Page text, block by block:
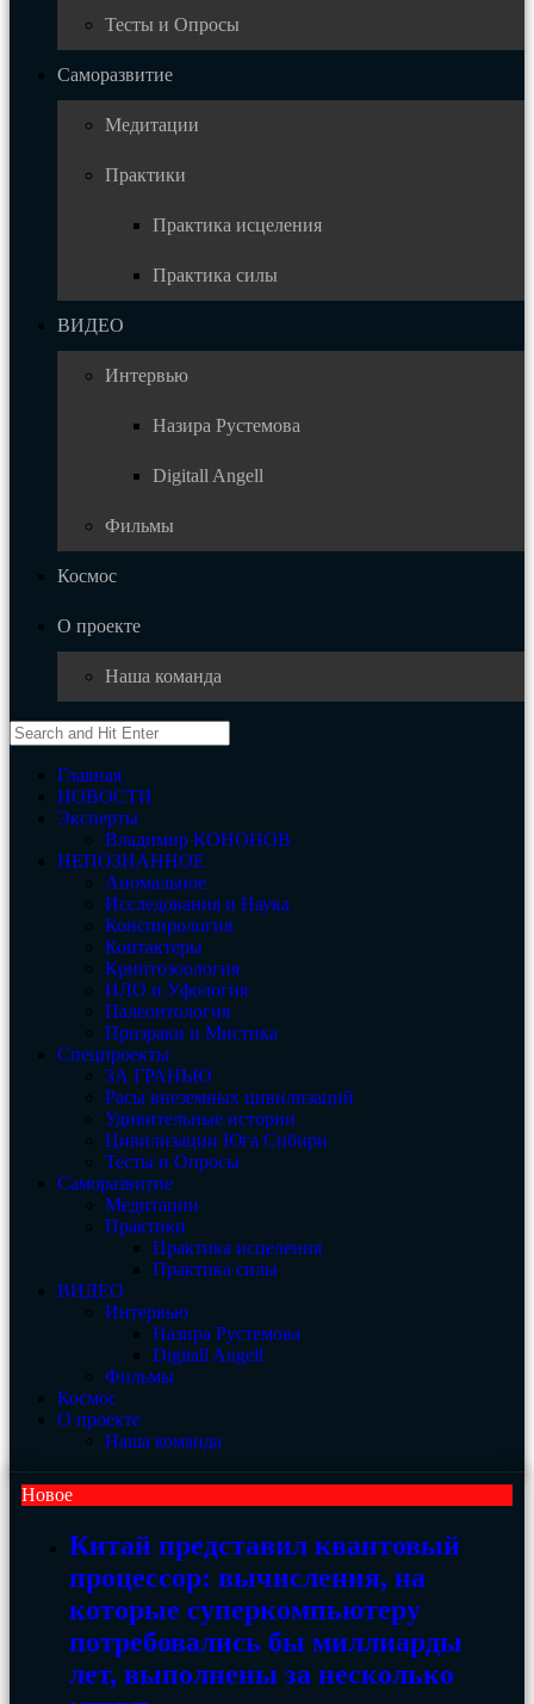
Тесты и Опросы
Саморазвитие
Медитации
Практики
Практика исцеления
Практика силы
ВИДЕО
Интервью
Назира Рустемова
Digitall Angell
Фильмы
Космос
О проекте
Наша команда
Главная
НОВОСТИ
Эксперты
Владимир КОНОНОВ
НЕПОЗНАННОЕ
Аномальное
Исследования и Наука
Конспирология
Контактеры
Криптозоология
НЛО и Уфология
Палеонтология
Призраки и Мистика
Спецпроекты
ЗА ГРАНЬЮ
Расы внеземных цивилизаций
Удивительные истории
Цивилизации Юга Сибири
Тесты и Опросы
Саморазвитие
Медитации
Практики
Практика исцеления
Практика силы
ВИДЕО
Интервью
Назира Рустемова
Digitall Angell
Фильмы
Космос
О проекте
Наша команда
Новое
Китай представил квантовый
процессор: вычисления, на
которые суперкомпьютеру
потребовались бы миллиарды
лет, выполнены за несколько